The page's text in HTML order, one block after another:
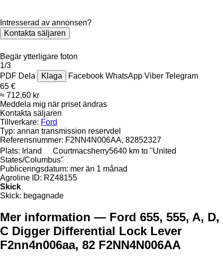
Intresserad av annonsen?
Kontakta säljaren
Begär ytterligare foton
1/3
PDF Dela Klaga Facebook WhatsApp Viber Telegram
65 €
≈ 712,60 kr
Meddela mig när priset ändras
Kontakta säljaren
Tillverkare: Ford
Typ: annan transmission reservdel
Referensnummer: F2NN4N006AA, 82852327
Plats: Irland Courtmacsherry5640 km to "United
States/Columbus"
Publiceringsdatum: mer än 1 månad
Agroline ID: RZ48155
Skick
Skick: begagnade
Mer information — Ford 655, 555, A, D,
C Digger Differential Lock Lever
F2nn4n006aa, 82 F2NN4N006AA